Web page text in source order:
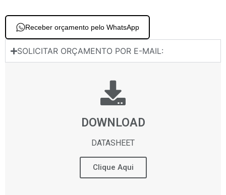
Receber orçamento pelo WhatsApp
SOLICITAR ORÇAMENTO POR E-MAIL:
DOWNLOAD
DATASHEET
Clique Aqui